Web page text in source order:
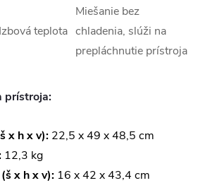
Izbová teplota
Miešanie bez
chladenia, slúži na
prepláchnutie prístroja
prístroja:
x h x v): 22,5 x 49 x 48,5 cm
12,3 kg
x h x v): 16 x 42 x 43,4 cm